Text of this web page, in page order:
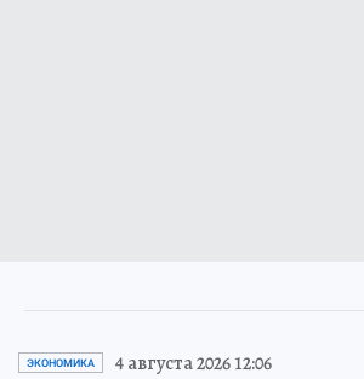
ЭКОНОМИКА 4 августа 2026 12:06